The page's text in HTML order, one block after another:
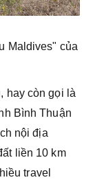
Maldives" của
hay còn gọi là
Bình Thuận
nội địa
liền 10 km
travel